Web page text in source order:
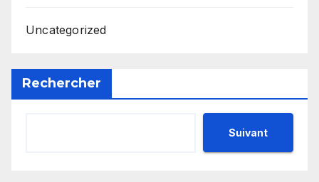
Uncategorized
Rechercher
Suivant